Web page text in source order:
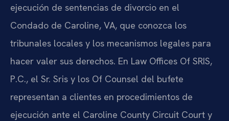
ejecución de sentencias de divorcio en el
Condado de Caroline, VA, que conozca los
tribunales locales y los mecanismos legales para
hacer valer sus derechos. En Law Offices Of SRIS,
P.C., el Sr. Sris y los Of Counsel del bufete
representan a clientes en procedimientos de
ejecución ante el Caroline County Circuit Court y